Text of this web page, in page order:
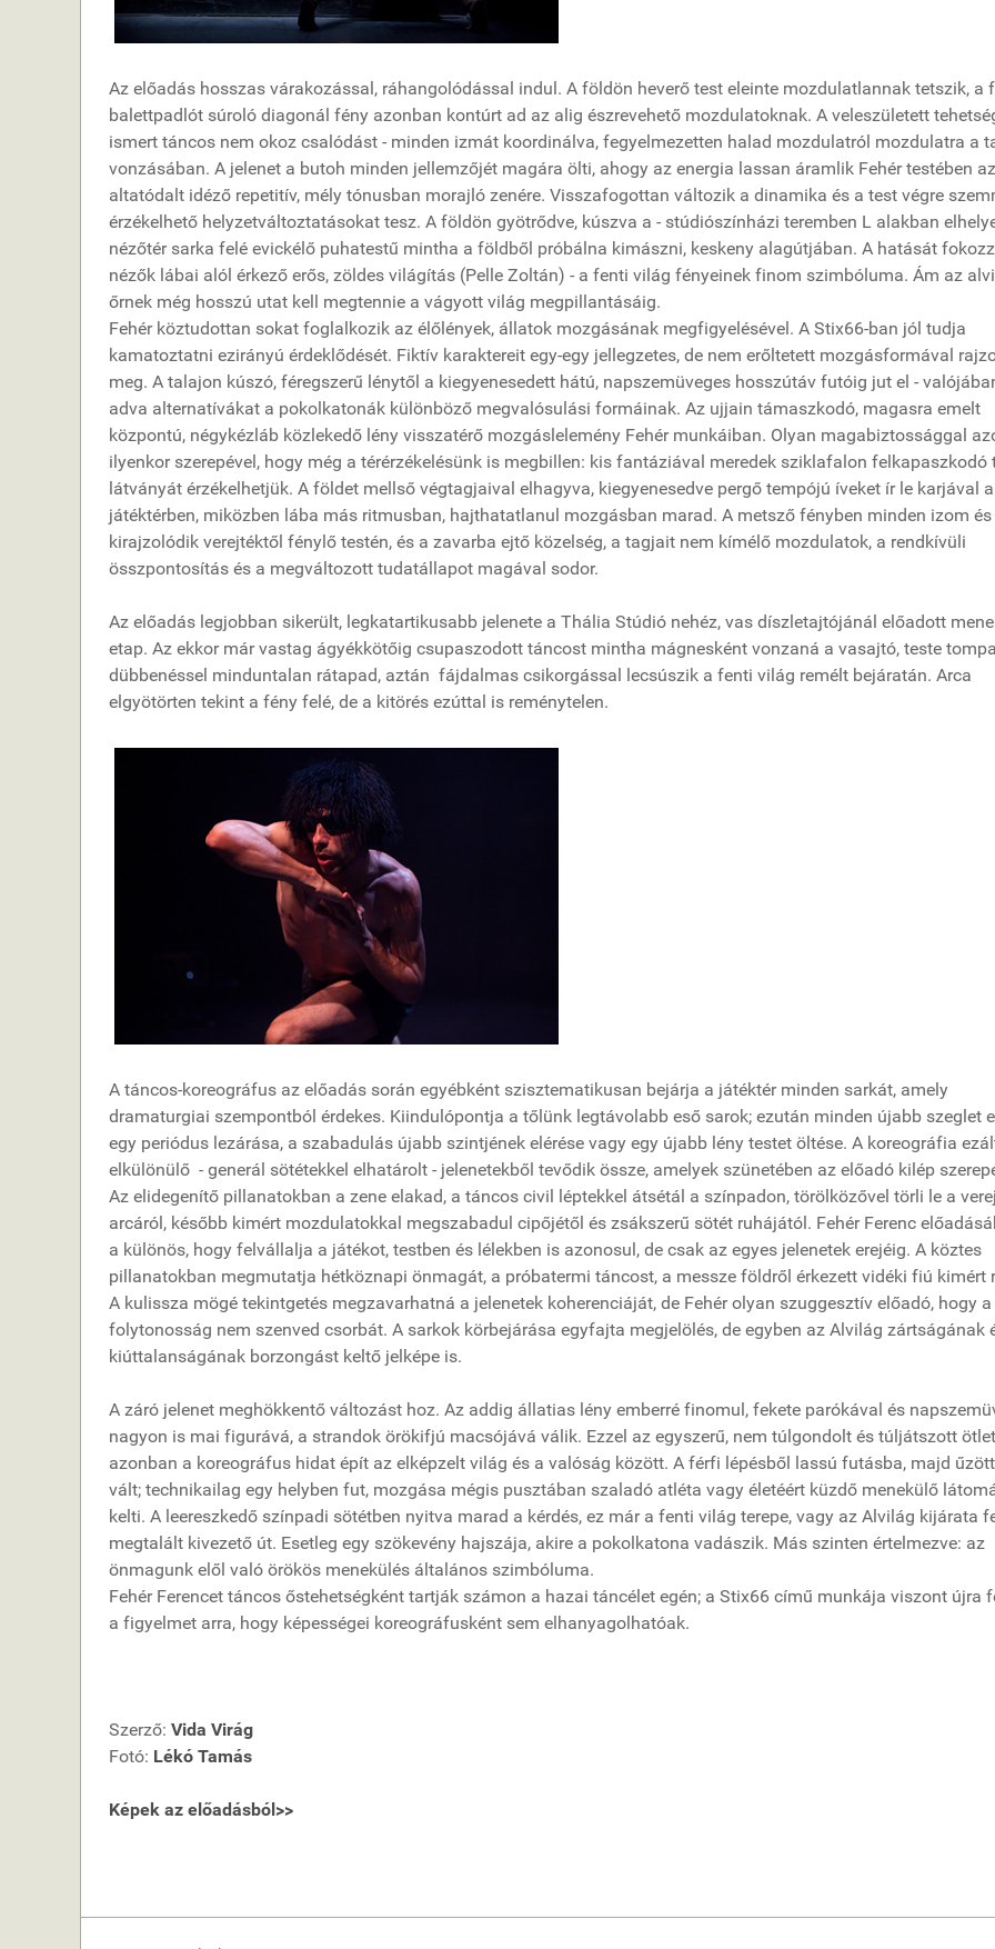
Az előadás hosszas várakozással, ráhangolódással indul. A földön heverő test eleinte mozdulatlannak tetszik, a
balettpadlót súroló diagonál fény azonban kontúrt ad az alig észrevehető mozdulatoknak. A veleszületett
ismert táncos nem okoz csalódást - minden izmát koordinálva, fegyelmezetten halad mozdulatról mozdulatra a
vonzásában. A jelenet a butoh minden jellemzőjét magára ölti, ahogy az energia lassan áramlik Fehér testében
altatódalt idéző repetitív, mély tónusban morajló zenére. Visszafogottan változik a dinamika és a test végre
érzékelhető helyzetváltoztatásokat tesz. A földön gyötrődve, kúszva a - stúdiószínházi teremben L alakban
nézőtér sarka felé evickélő puhatestű mintha a földből próbálna kimászni, keskeny alagútjában. A hatását
nézők lábai alól érkező erős, zöldes világítás (Pelle Zoltán) - a fenti világ fényeinek finom szimbóluma. Ám az
őrnek még hosszú utat kell megtennie a vágyott világ megpillantásáig.
Fehér köztudottan sokat foglalkozik az élőlények, állatok mozgásának megfigyelésével. A Stix66-ban jól tudja
kamatoztatni ezirányú érdeklődését. Fiktív karaktereit egy-egy jellegzetes, de nem erőltetett mozgásformával
meg. A talajon kúszó, féregszerű lénytől a kiegyenesedett hátú, napszemüveges hosszútáv futóig jut el -
adva alternatívákat a pokolkatonák különböző megvalósulási formáinak. Az ujjain támaszkodó, magasra emelt
központú, négykézláb közlekedő lény visszatérő mozgáslelemény Fehér munkáiban. Olyan magabiztossággal
ilyenkor szerepével, hogy még a térérzékelésünk is megbillen: kis fantáziával meredek sziklafalon felkapaszkodó
látványát érzékelhetjük. A földet mellső végtagjaival elhagyva, kiegyenesedve pergő tempójú íveket ír le karjával
játéktérben, miközben lába más ritmusban, hajthatatlanul mozgásban marad. A metsző fényben minden izom és
kirajzolódik verejtéktől fénylő testén, és a zavarba ejtő közelség, a tagjait nem kímélő mozdulatok, a rendkívüli
összpontosítás és a megváltozott tudatállapot magával sodor.
Az előadás legjobban sikerült, legkatartikusabb jelenete a Thália Stúdió nehéz, vas díszletajtójánál előadott
etap. Az ekkor már vastag ágyékkötőig csupaszodott táncost mintha mágnesként vonzaná a vasajtó, teste tompa
dübbenéssel minduntalan rátapad, aztán fájdalmas csikorgással lecsúszik a fenti világ remélt bejáratán. Arca
elgyötörten tekint a fény felé, de a kitörés ezúttal is reménytelen.
A táncos-koreográfus az előadás során egyébként szisztematikusan bejárja a játéktér minden sarkát, amely
dramaturgiai szempontból érdekes. Kiindulópontja a tőlünk legtávolabb eső sarok; ezután minden újabb szeglet
egy periódus lezárása, a szabadulás újabb szintjének elérése vagy egy újabb lény testet öltése. A koreográfia
elkülönülő - generál sötétekkel elhatárolt - jelenetekből tevődik össze, amelyek szünetében az előadó kilép
Az elidegenítő pillanatokban a zene elakad, a táncos civil léptekkel átsétál a színpadon, törölközővel törli le a
arcáról, később kimért mozdulatokkal megszabadul cipőjétől és zsákszerű sötét ruhájától. Fehér Ferenc
a különös, hogy felvállalja a játékot, testben és lélekben is azonosul, de csak az egyes jelenetek erejéig. A köztes
pillanatokban megmutatja hétköznapi önmagát, a próbatermi táncost, a messze földről érkezett vidéki fiú kimért
A kulissza mögé tekintgetés megzavarhatná a jelenetek koherenciáját, de Fehér olyan szuggesztív előadó, hogy a
folytonosság nem szenved csorbát. A sarkok körbejárása egyfajta megjelölés, de egyben az Alvilág zártságának
kiúttalanságának borzongást keltő jelképe is.
A záró jelenet meghökkentő változást hoz. Az addig állatias lény emberré finomul, fekete parókával és
nagyon is mai figurává, a strandok örökifjú macsójává válik. Ezzel az egyszerű, nem túlgondolt és túljátszott
azonban a koreográfus hidat épít az elképzelt világ és a valóság között. A férfi lépésből lassú futásba, majd
vált; technikailag egy helyben fut, mozgása mégis pusztában szaladó atléta vagy életéért küzdő menekülő
kelti. A leereszkedő színpadi sötétben nyitva marad a kérdés, ez már a fenti világ terepe, vagy az Alvilág kijárata
megtalált kivezető út. Esetleg egy szökevény hajszája, akire a pokolkatona vadászik. Más szinten értelmezve: az
önmagunk elől való örökös menekülés általános szimbóluma.
Fehér Ferencet táncos őstehetségként tartják számon a hazai táncélet egén; a Stix66 című munkája viszont újra
a figyelmet arra, hogy képességei koreográfusként sem elhanyagolhatóak.
Szerző: Vida Virág
Fotó: Lékó Tamás
Képek az előadásból>>